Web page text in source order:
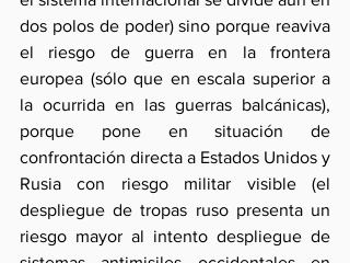
dos polos de poder) sino porque reaviva
el riesgo de guerra en la frontera
europea (sólo que en escala superior a
la ocurrida en las guerras balcánicas),
porque pone en situación de
confrontación directa a Estados Unidos y
Rusia con riesgo militar visible (el
despliegue de tropas ruso presenta un
riesgo mayor al intento despliegue de